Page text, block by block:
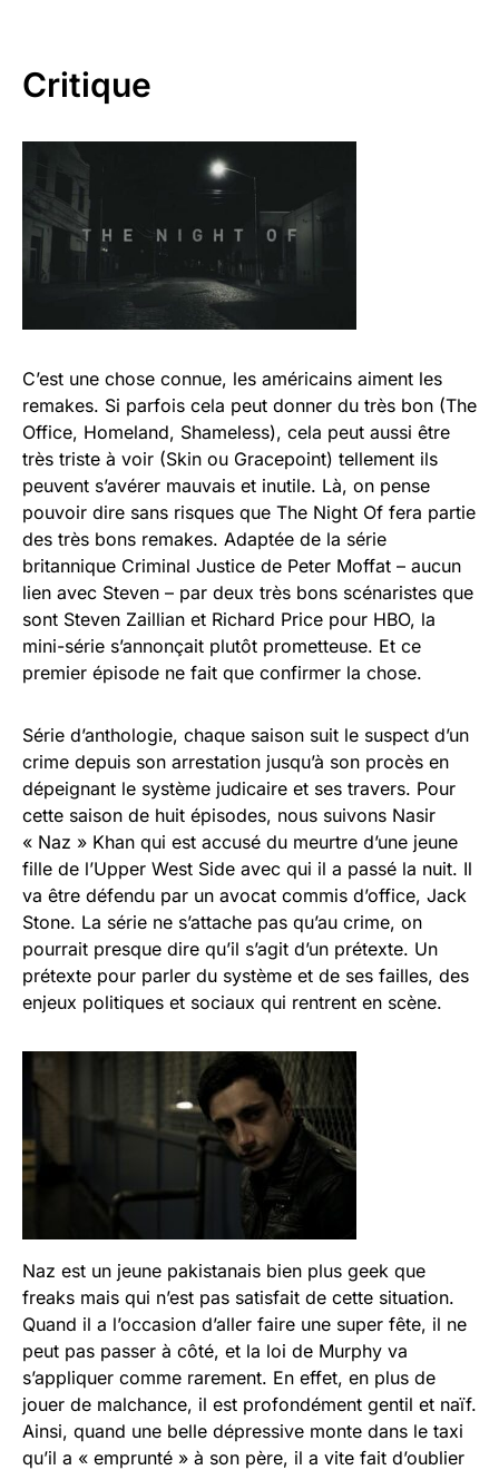
Critique
C’est une chose connue, les américains aiment les
remakes. Si parfois cela peut donner du très bon (The
Office, Homeland, Shameless), cela peut aussi être
très triste à voir (Skin ou Gracepoint) tellement ils
peuvent s’avérer mauvais et inutile. Là, on pense
pouvoir dire sans risques que The Night Of fera partie
des très bons remakes. Adaptée de la série
britannique Criminal Justice de Peter Moffat – aucun
lien avec Steven – par deux très bons scénaristes que
sont Steven Zaillian et Richard Price pour HBO, la
mini-série s’annonçait plutôt prometteuse. Et ce
premier épisode ne fait que confirmer la chose.
Série d’anthologie, chaque saison suit le suspect d’un
crime depuis son arrestation jusqu’à son procès en
dépeignant le système judicaire et ses travers. Pour
cette saison de huit épisodes, nous suivons Nasir
« Naz » Khan qui est accusé du meurtre d’une jeune
fille de l’Upper West Side avec qui il a passé la nuit. Il
va être défendu par un avocat commis d’office, Jack
Stone. La série ne s’attache pas qu’au crime, on
pourrait presque dire qu’il s’agit d’un prétexte. Un
prétexte pour parler du système et de ses failles, des
enjeux politiques et sociaux qui rentrent en scène.
Naz est un jeune pakistanais bien plus geek que
freaks mais qui n’est pas satisfait de cette situation.
Quand il a l’occasion d’aller faire une super fête, il ne
peut pas passer à côté, et la loi de Murphy va
s’appliquer comme rarement. En effet, en plus de
jouer de malchance, il est profondément gentil et naïf.
Ainsi, quand une belle dépressive monte dans le taxi
qu’il a « emprunté » à son père, il a vite fait d’oublier